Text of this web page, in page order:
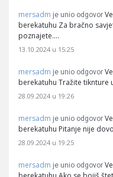
mersadm je unio odgovor
berekatuhu Za bračno
poznajete.…
13.10.2024 u 15:25
mersadm je unio odgovor
berekatuhu Tražite tiknture
28.09.2024 u 19:26
mersadm je unio odgovor
berekatuhu Pitanje nije
28.09.2024 u 19:25
mersadm je unio odgovor